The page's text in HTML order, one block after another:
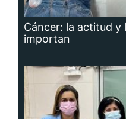
Cáncer: la actitud y
importan